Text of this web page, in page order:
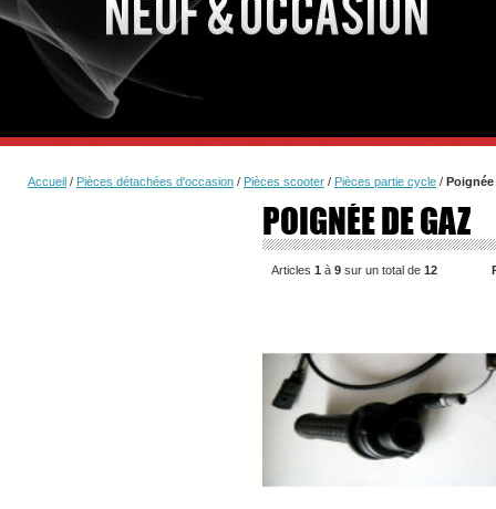
Accueil / Pièces détachées d'occasion / Pièces scooter / Pièces partie cycle /
POIGNÉE DE GAZ
Articles 1 à 9 sur un total de 12